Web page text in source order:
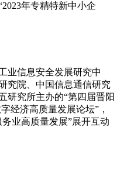
年专精特新中小企
家工业信息安全发展研究中
究院、中国信息通信研究
研究所主办的“第四届晋阳
经济高质量发展论坛”，
业高质量发展”展开互动